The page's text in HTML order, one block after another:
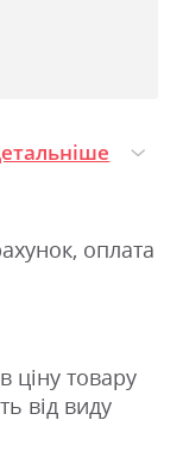
оплата
ціну товару
від виду